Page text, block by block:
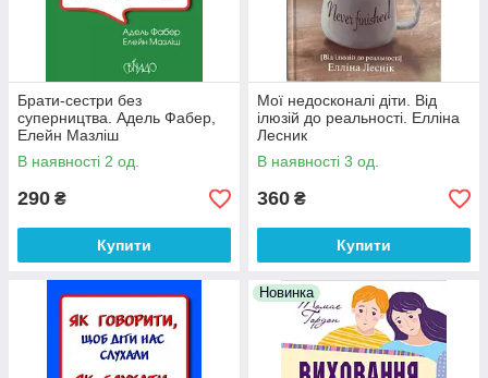
Брати-сестри без
суперництва. Адель Фабер,
Елейн Мазліш
В наявності 2 од.
290 ₴
Купити
Мої недосконалі діти. Від
ілюзій до реальності. Елліна
Лесник
В наявності 3 од.
360 ₴
Купити
Новинка